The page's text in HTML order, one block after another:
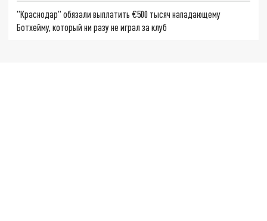
"Краснодар" обязали выплатить €500 тысяч нападающему
Ботхейму, который ни разу не играл за клуб